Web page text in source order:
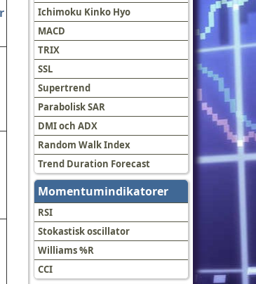
Ichimoku Kinko Hyo
MACD
TRIX
SSL
Supertrend
Parabolisk SAR
DMI och ADX
Random Walk Index
Trend Duration Forecast
Momentumindikatorer
RSI
Stokastisk oscillator
Williams %R
CCI